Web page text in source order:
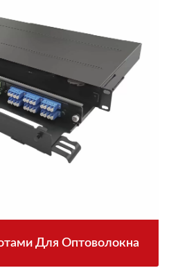
Для Оптоволокна